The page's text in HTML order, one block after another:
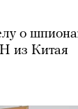
о
из Китая